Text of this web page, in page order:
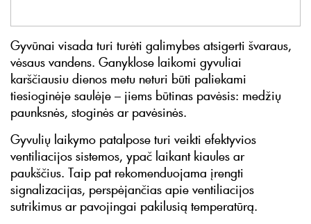
Gyvūnai visada turi turėti galimybes atsigerti švaraus,
vėsaus vandens. Ganyklose laikomi gyvuliai
karščiausiu dienos metu neturi būti paliekami
tiesioginėje saulėje – jiems būtinas pavėsis: medžių
paunksnės, stoginės ar pavėsinės.
Gyvulių laikymo patalpose turi veikti efektyvios
ventiliacijos sistemos, ypač laikant kiaules ar
paukščius. Taip pat rekomenduojama įrengti
signalizacijas, perspėjančias apie ventiliacijos
sutrikimus ar pavojingai pakilusią temperatūrą.